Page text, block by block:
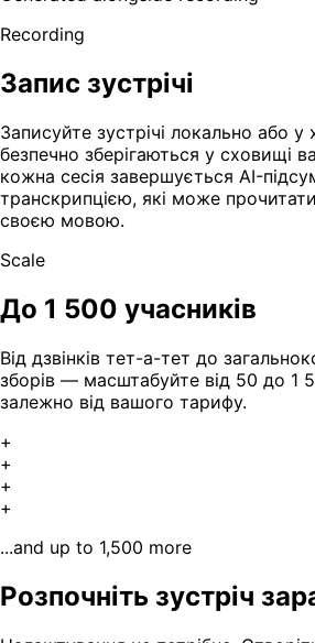
Recording
Запис зустрічі
Записуйте зустрічі локально або
безпечно зберігаються у сховищі
кожна сесія завершується AI-
транскрипцією, які може
своєю мовою.
Scale
До 1 500 учасників
Від дзвінків тет-а-тет до
зборів — масштабуйте від 50 до 1
залежно від вашого тарифу.
+
+
+
+
...and up to 1,500 more
Розпочніть зустріч